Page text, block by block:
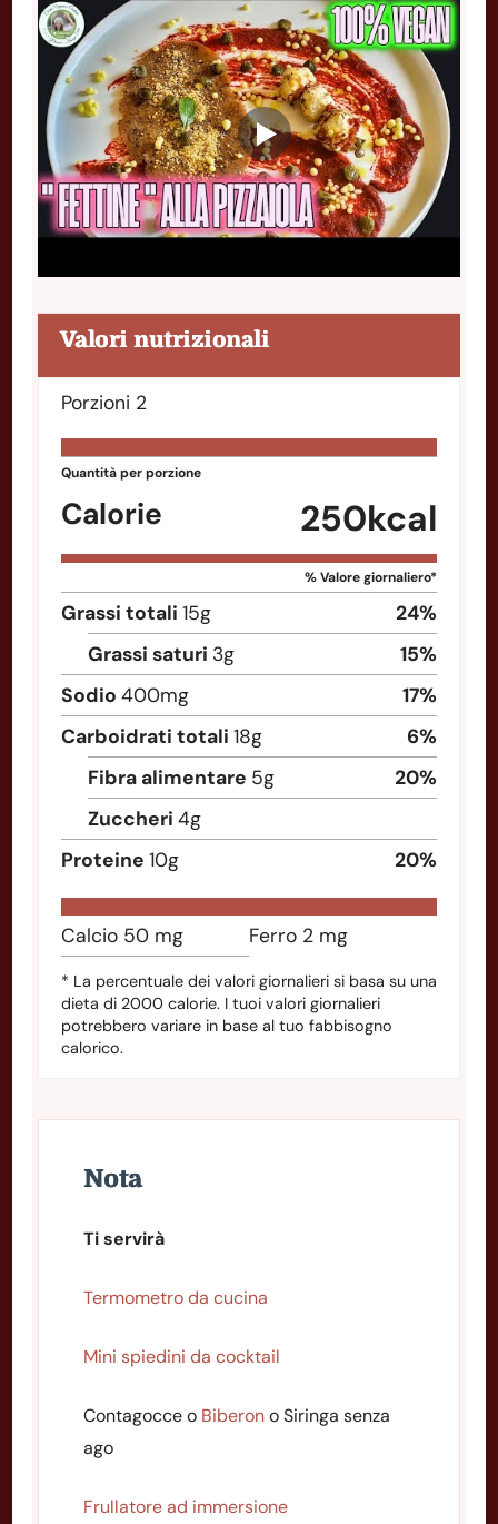
Valori nutrizionali
Porzioni 2
Quantità per porzione
Calorie 250kcal
% Valore giornaliero*
Grassi totali 15g 24%
Grassi saturi 3g 15%
Sodio 400mg 17%
Carboidrati totali 18g 6%
Fibra alimentare 5g 20%
Zuccheri 4g
Proteine 10g 20%
Calcio 50 mg Ferro 2 mg
* La percentuale dei valori giornalieri si basa su una
dieta di 2000 calorie. I tuoi valori giornalieri
potrebbero variare in base al tuo fabbisogno
calorico.
Nota
Ti servirà
Termometro da cucina
Mini spiedini da cocktail
Contagocce o Biberono Siringa senza
ago
Frullatore ad immersione